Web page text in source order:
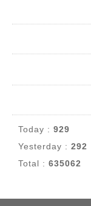
Today : 929
Yesterday : 292
Total : 635062